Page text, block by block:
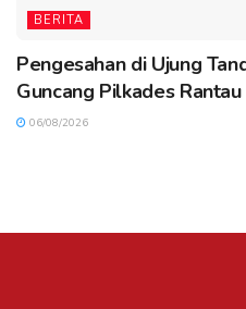
BERITA
Pengesahan di Ujung
Guncang Pilkades
06/08/2026